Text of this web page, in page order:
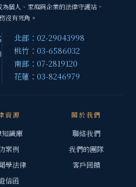
個人、家庭與企業的法律守護站，
沒有死角。
北部：02-29043998
桃竹：03-6586032
南部：07-2819120
花蓮：03-8246979
資源
識庫
案例
學法律
信函
關於我們
聯絡我們
我們的團隊
客戶回饋